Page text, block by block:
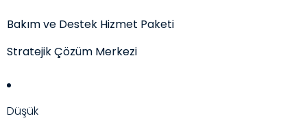
Bakım ve Destek Hizmet Paketi
Stratejik Çözüm Merkezi
Düşük